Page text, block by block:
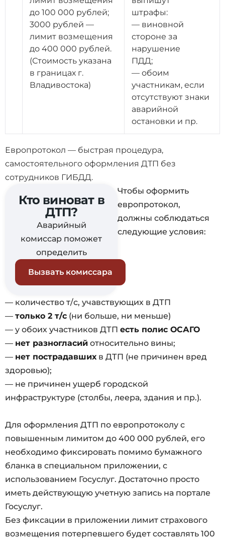
до 100 000 рублей;
3000 рублей —
лимит возмещения
до 400 000 рублей.
(Стоимость указана
в границах г.
Владивостока)
штрафы:
— виновной
стороне за
нарушение
ПДД;
— обоим
участникам, если
отсутствуют знаки
аварийной
остановки и пр.
Европротокол — быстрая процедура,
самостоятельного оформления ДТП без
сотрудников ГИБДД.
Чтобы оформить
европротокол,
должны соблюдаться
следующие условия:
Кто виноват в
ДТП?
Аварийный
комиссар поможет
определить
Вызвать комиссара
— количество т/с, учавствующих в ДТП
— только 2 т/с (ни больше, ни меньше)
— у обоих участников ДТП есть полис ОСАГО
— нет разногласий относительно вины;
— нет пострадавшихв ДТП (не причинен вред
здоровью);
— не причинен ущерб городской
инфраструктуре (столбы, леера, здания и пр.).
Для оформления ДТП по европротоколу с
повышенным лимитом до 400 000 рублей, его
необходимо фиксировать помимо бумажного
бланка в специальном приложении, с
использованием Госуслуг. Достаточно просто
иметь действующую учетную запись на портале
Госуслуг.
Без фиксации в приложении лимит страхового
возмещения потерпевшего будет составлять 100